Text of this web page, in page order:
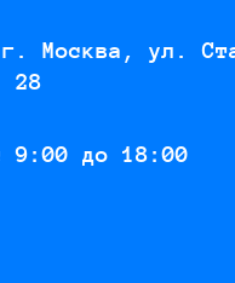
Москва, ул.
28
9:00 до 18:00